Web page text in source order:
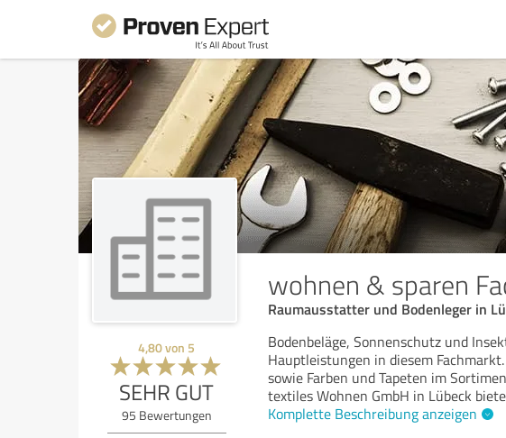
wohnen & sparen
Raumausstatter und Bodenleger in
4,80von 5
SEHR GUT
95 Bewertungen
Bodenbeläge, Sonnenschutz und
Hauptleistungen in diesem
sowie Farben und Tapeten im
textiles Wohnen GmbH in Lübeck
Komplette Beschreibung anzeigen